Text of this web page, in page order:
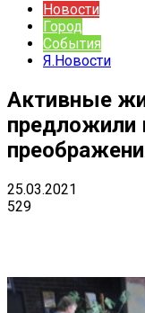
Новости
Город
События
Я.Новости
Активные
предложили
25.03.2021
529